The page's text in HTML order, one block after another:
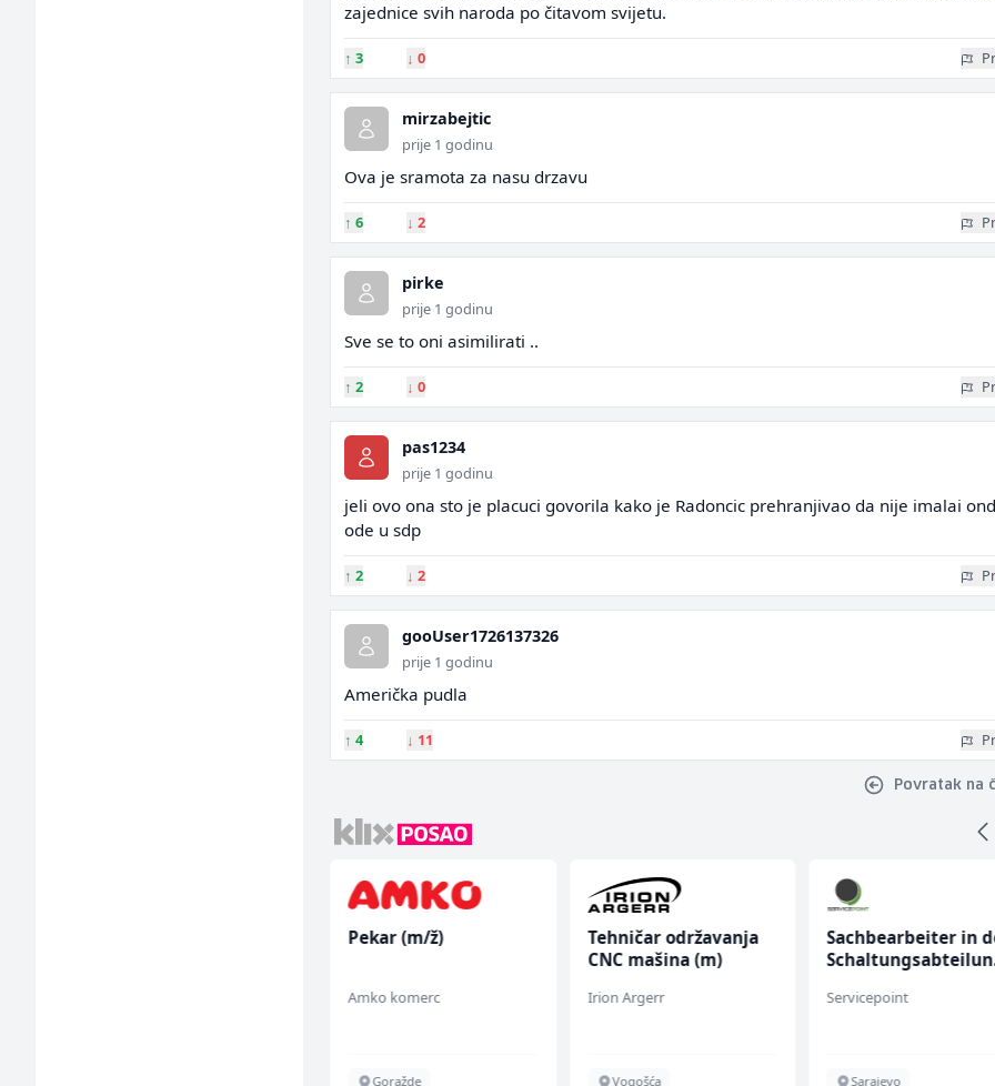
zajednice svih naroda po čitavom svijetu.
↑ 3 ↓ 0
mirzabejtic
prije 1 godinu
Ova je sramota za nasu drzavu
↑ 6 ↓ 2
pirke
prije 1 godinu
Sve se to oni asimilirati ..
↑ 2 ↓ 0
pas1234
prije 1 godinu
jeli ovo ona sto je placuci govorila kako je Radoncic prehranjivao da nije imalai
ode u sdp
↑ 2 ↓ 2
gooUser1726137326
prije 1 godinu
Američka pudla
↑ 4 ↓ 11
Povratak na
Pekar (m/ž)
Amko komerc
Goražde
Tehničar održavanja
CNC mašina (m)
Irion Argerr
Vogošća
Sachbearbeiter in
Servicepoint
Sarajevo